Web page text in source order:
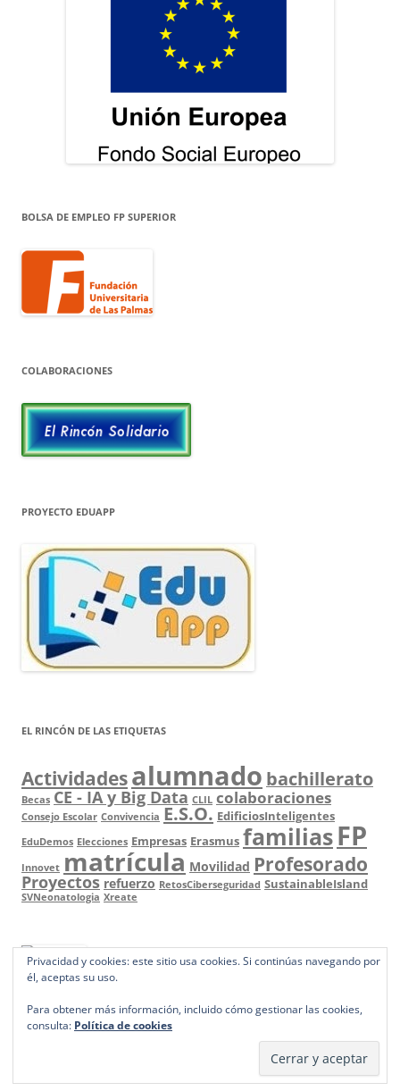
BOLSA DE EMPLEO FP SUPERIOR
COLABORACIONES
PROYECTO EDUAPP
EL RINCÓN DE LAS ETIQUETAS
Actividadesalumnado bachillerato
Becas CE - IA y Big Data CLIL colaboraciones
Consejo Escolar Convivencia E.S.O. EdificiosInteligentes
EduDemos Elecciones Empresas Erasmus familiasFP
Innovet matrícula Movilidad Profesorado
Proyectos refuerzo RetosCiberseguridad SustainableIsland
SVNeonatologia Xreate
Privacidad y cookies: este sitio usa cookies. Si continúas navegando por
él, aceptas su uso.
Para obtener más información, incluido cómo gestionar las cookies,
consulta: Política de cookies